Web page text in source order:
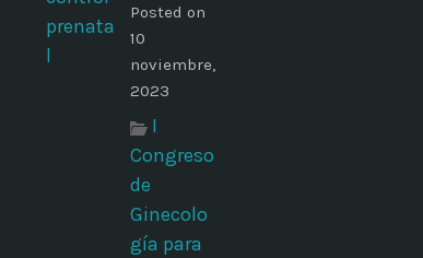
Posted on
10
noviembre,
2023
I
Congreso
de
Ginecolo
gía para